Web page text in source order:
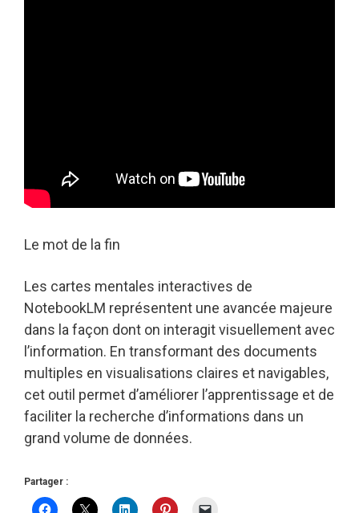
Le mot de la fin
Les cartes mentales interactives de
NotebookLM représentent une avancée majeure
dans la façon dont on interagit visuellement avec
l’information. En transformant des documents
multiples en visualisations claires et navigables,
cet outil permet d’améliorer l’apprentissage et de
faciliter la recherche d’informations dans un
grand volume de données.
Partager :